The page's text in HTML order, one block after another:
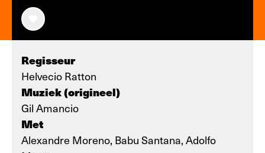
Regisseur
Helvecio Ratton
Muziek (origineel)
Gil Amancio
Met
Alexandre Moreno, Babu Santana, Adolfo